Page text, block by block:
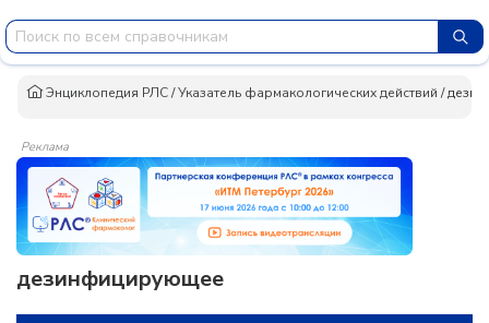
Энциклопедия РЛС/Указатель фармакологических действий /
Реклама
дезинфицирующее